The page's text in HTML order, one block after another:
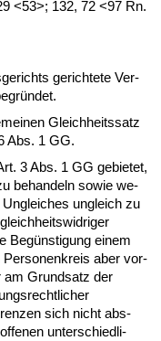
<53>; 132, 72 <97 Rn.
ge­rich­te­te Ver­
Gleich­heits­satz
Abs. 1 GG.
3 Abs. 1 GG ge­bie­tet,
be­han­deln so­wie we­
un­gleich zu
Begüns­ti­gung ei­nem
Per­so­nen­kreis aber vor­
am Grund­satz der
sich nicht abs­
un­ter­schied­li­